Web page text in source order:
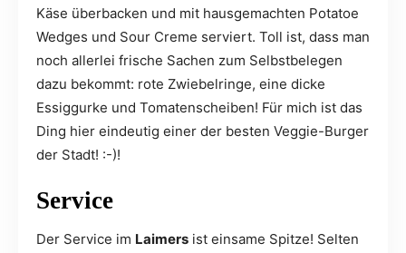
Käse überbacken und mit hausgemachten Potatoe
Wedges und Sour Creme serviert. Toll ist, dass man
noch allerlei frische Sachen zum Selbstbelegen
dazu bekommt: rote Zwiebelringe, eine dicke
Essiggurke und Tomatenscheiben! Für mich ist das
Ding hier eindeutig einer der besten Veggie-Burger
der Stadt! :-)!
Service
Der Service im Laimers ist einsame Spitze! Selten